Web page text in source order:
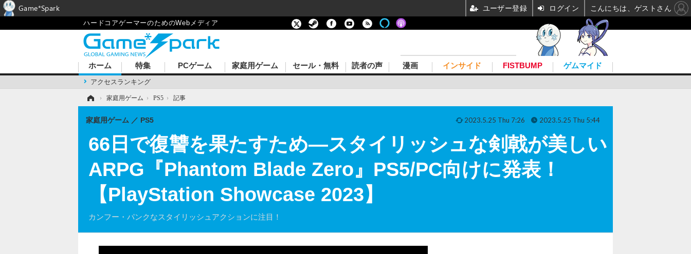
ハードコアゲーマーのためのWebメディア
ホーム
アクセスランキング
特集 PCゲーム 家庭用ゲーム セール・無料 読者の声 漫画 インサイド FISTBUMP ゲムマイド
› 家庭用ゲーム › PS5 › 記事
66日で復讐を果たすため―スタイリッシュな剣戟が美しい
ARPG『Phantom Blade Zero』PS5/PC向けに発表！
【PlayStation Showcase 2023】
カンフー・パンクなスタイリッシュアクションに注目！
家庭用ゲーム PS5 2023.5.25 Thu 7:26 2023.5.25 Thu 5:44
Game*Spark ユーザー登録 ログイン こんにちは、ゲストさん